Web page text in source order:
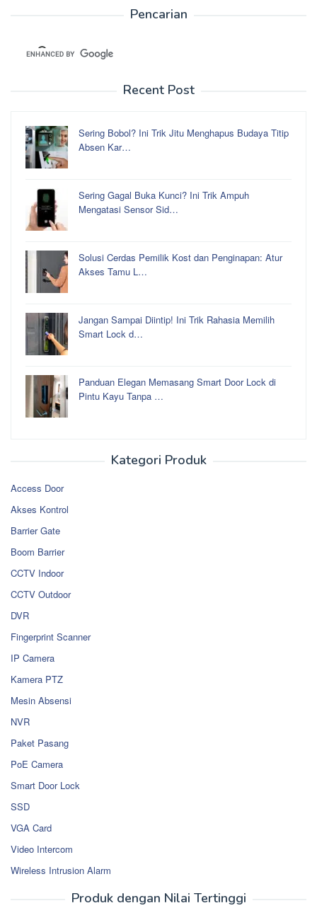
Pencarian
Recent Post
Sering Bobol? Ini Trik Jitu Menghapus Budaya Titip
Absen Kar…
Sering Gagal Buka Kunci? Ini Trik Ampuh
Mengatasi Sensor Sid…
Solusi Cerdas Pemilik Kost dan Penginapan: Atur
Akses Tamu L…
Jangan Sampai Diintip! Ini Trik Rahasia Memilih
Smart Lock d…
Panduan Elegan Memasang Smart Door Lock di
Pintu Kayu Tanpa …
Kategori Produk
Access Door
Akses Kontrol
Barrier Gate
Boom Barrier
CCTV Indoor
CCTV Outdoor
DVR
Fingerprint Scanner
IP Camera
Kamera PTZ
Mesin Absensi
NVR
Paket Pasang
PoE Camera
Smart Door Lock
SSD
VGA Card
Video Intercom
Wireless Intrusion Alarm
Produk dengan Nilai Tertinggi